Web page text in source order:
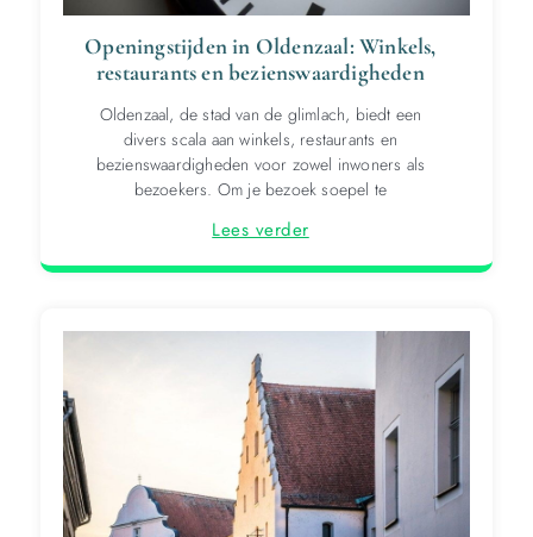
Openingstijden in Oldenzaal: Winkels,
restaurants en bezienswaardigheden
Oldenzaal, de stad van de glimlach, biedt een
divers scala aan winkels, restaurants en
bezienswaardigheden voor zowel inwoners als
bezoekers. Om je bezoek soepel te
Lees verder